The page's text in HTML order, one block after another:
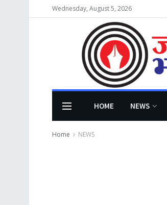
Wednesday, August 5, 2026
HOME NEWS
Home NEWS